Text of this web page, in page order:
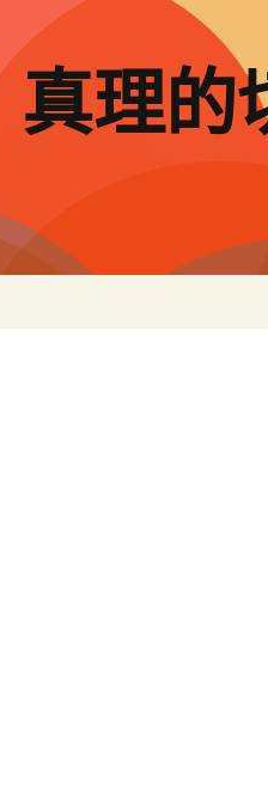
真理的